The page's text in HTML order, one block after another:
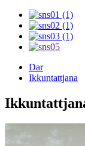
Dar
Ikkuntattjana